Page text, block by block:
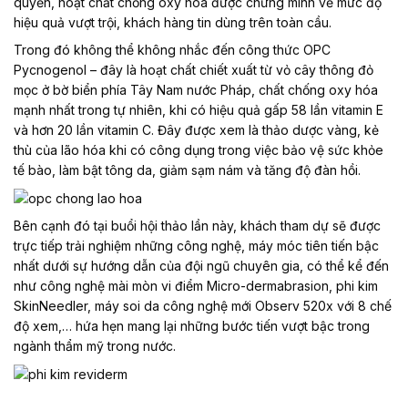
hiệu quả vượt trội, khách hàng tin dùng trên toàn cầu.
Trong đó không thể không nhắc đến công thức OPC
Pycnogenol – đây là hoạt chất chiết xuất từ vỏ cây thông đỏ
mọc ở bờ biển phía Tây Nam nước Pháp, chất chống oxy hóa
mạnh nhất trong tự nhiên, khi có hiệu quả gấp 58 lần vitamin E
và hơn 20 lần vitamin C. Đây được xem là thảo dược vàng, kẻ
thù của lão hóa khi có công dụng trong việc bảo vệ sức khỏe
tế bào, làm bật tông da, giảm sạm nám và tăng độ đàn hồi.
Bên cạnh đó tại buổi hội thảo lần này, khách tham dự sẽ được
trực tiếp trải nghiệm những công nghệ, máy móc tiên tiến bậc
nhất dưới sự hướng dẫn của đội ngũ chuyên gia, có thể kể đến
như công nghệ mài mòn vi điểm Micro-dermabrasion, phi kim
SkinNeedler, máy soi da công nghệ mới Observ 520x với 8 chế
độ xem,… hứa hẹn mang lại những bước tiến vượt bậc trong
ngành thẩm mỹ trong nước.